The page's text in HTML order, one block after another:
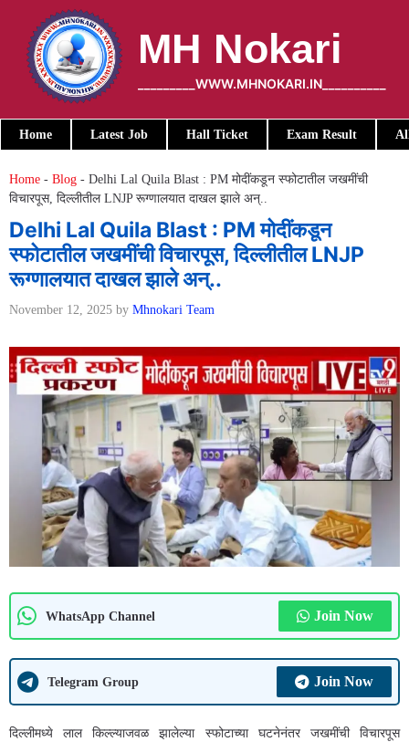
content
MH Nokari
_________WWW.MHNOKARI.IN__________
Home Latest Job Hall Ticket Exam Result
Home - Blog - Delhi Lal Quila Blast : PM मोदींकडून स्फोटातील जखमींची
विचारपूस, दिल्लीतील LNJP रूग्णालयात दाखल झाले अन्..
Delhi Lal Quila Blast : PM मोदींकडून
स्फोटातील जखमींची विचारपूस, दिल्लीतील LNJP
रूग्णालयात दाखल झाले अन्..
November 12, 2025 by Mhnokari Team
WhatsApp Channel Join Now
Telegram Group Join Now
दिल्लीमध्ये लाल किल्ल्याजवळ झालेल्या स्फोटाच्या घटनेनंतर जखमींची विचारपूस